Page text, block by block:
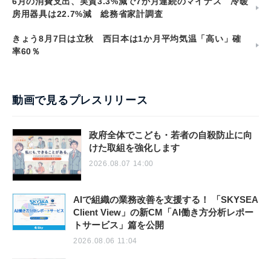
房用器具は22.7%減 総務省家計調査
きょう8月7日は立秋 西日本は1か月平均気温「高い」確
率60％
動画で見るプレスリリース
政府全体でこども・若者の自殺防止に向
けた取組を強化します
2026.08.07 14:00
AIで組織の業務改善を支援する！ 「SKYSEA
Client View」の新CM「AI働き方分析レポー
トサービス」篇を公開
2026.08.06 11:04